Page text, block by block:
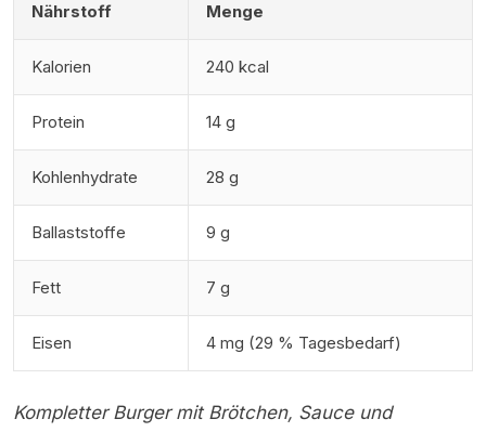
Nährstoff Menge
Kalorien 240 kcal
Protein 14 g
Kohlenhydrate 28 g
Ballaststoffe 9 g
Fett 7 g
Eisen 4 mg (29 % Tagesbedarf)
Kompletter Burger mit Brötchen, Sauce und